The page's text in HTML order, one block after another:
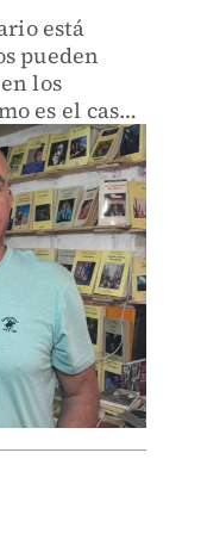
está
pueden
los
es el caso
Altos